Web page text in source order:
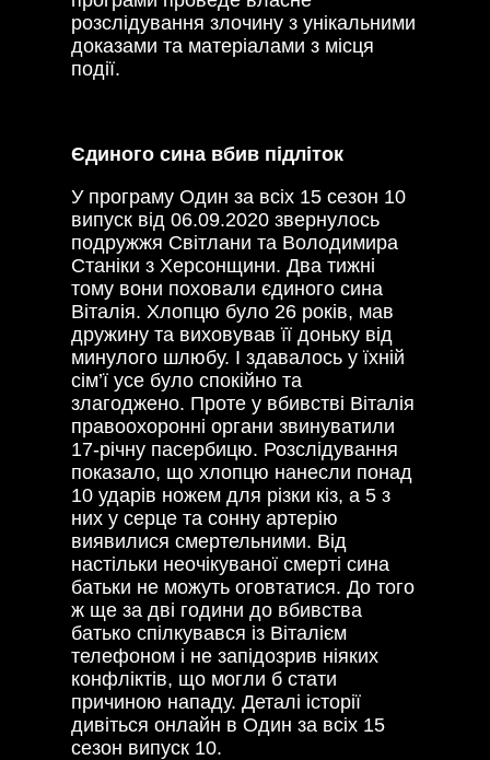
розслідування злочину з унікальними
доказами та матеріалами з місця
події.
Єдиного сина вбив підліток
У програму Один за всіх 15 сезон 10
випуск від 06.09.2020 звернулось
подружжя Світлани та Володимира
Станіки з Херсонщини. Два тижні
тому вони поховали єдиного сина
Віталія. Хлопцю було 26 років, мав
дружину та виховував її доньку від
минулого шлюбу. І здавалось у їхній
сім’ї усе було спокійно та
злагоджено. Проте у вбивстві Віталія
правоохоронні органи звинуватили
17-річну пасербицю. Розслідування
показало, що хлопцю нанесли понад
10 ударів ножем для різки кіз, а 5 з
них у серце та сонну артерію
виявилися смертельними. Від
настільки неочікуваної смерті сина
батьки не можуть оговтатися. До того
ж ще за дві години до вбивства
батько спілкувався із Віталієм
телефоном і не запідозрив ніяких
конфліктів, що могли б стати
причиною нападу. Деталі історії
дивіться онлайн в Один за всіх 15
сезон випуск 10.